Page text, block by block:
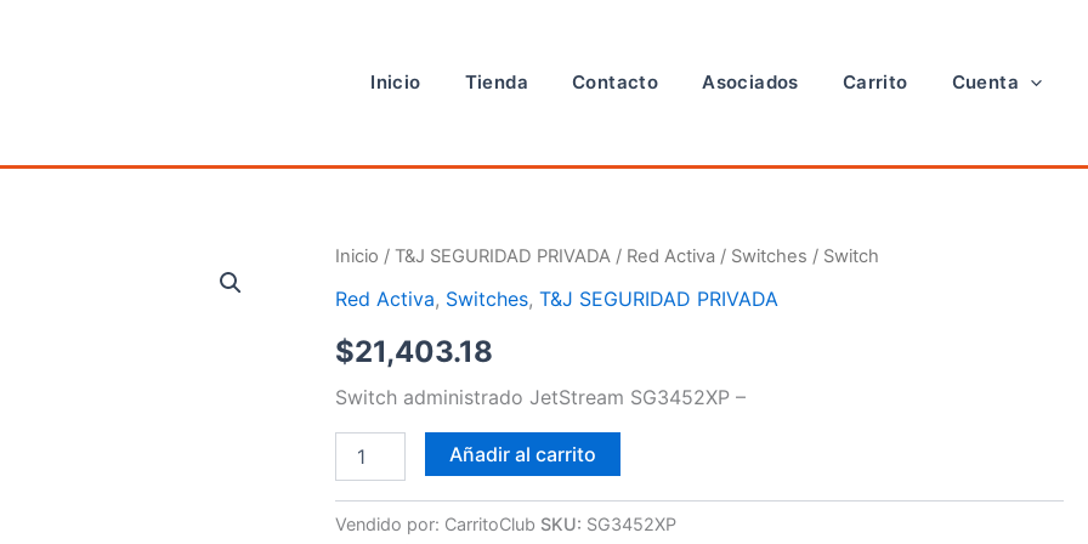
Inicio Tienda Contacto Asociados Carrito Cuenta
Inicio /T&J SEGURIDAD PRIVADA / Red Activa / Switches / Switch
Red Activa, Switches,T&J SEGURIDAD PRIVADA
$21,403.18
Switch administrado JetStream SG3452XP –
Switch
Añadir al carrito
Vendido por: CarritoClub SKU: SG3452XP